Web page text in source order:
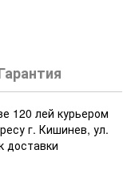
120 лей курьером
г. Кишинев, ул.
доставки